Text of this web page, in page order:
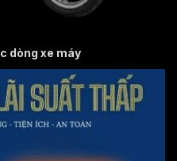
dòng xe máy